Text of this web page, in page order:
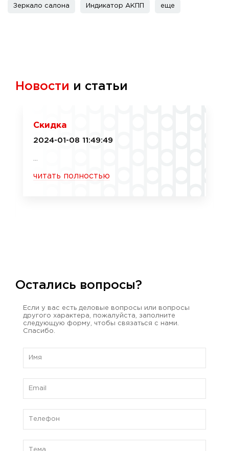
Зеркало салона Индикатор АКПП еще
Новости и статьи
Скидка
2024-01-08 11:49:49
читать полностью
Остались вопросы?
Если у вас есть деловые вопросы или вопросы
другого характера, пожалуйста, заполните
следующую форму, чтобы связаться с нами.
Спасибо.